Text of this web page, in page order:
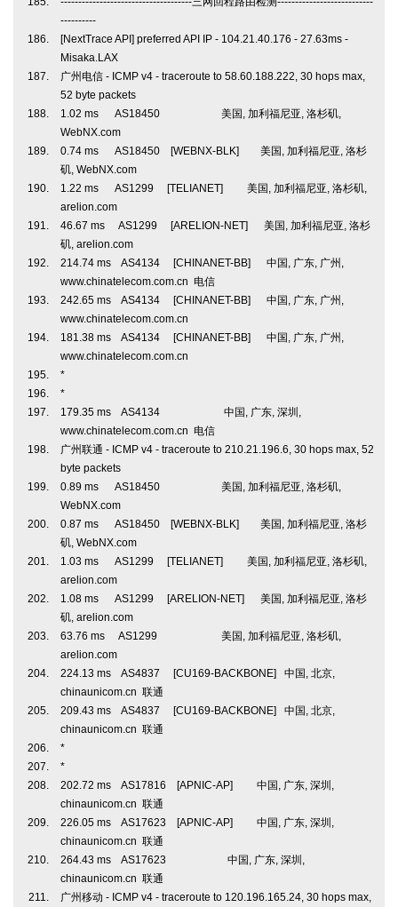
----------
[NextTrace API] preferred API IP - 104.21.40.176 - 27.63ms -
Misaka.LAX
广州电信 - ICMP v4 - traceroute to 58.60.188.222, 30 hops max,
52 byte packets
1.02 ms AS18450 美国, 加利福尼亚, 洛杉矶,
WebNX.com
0.74 ms AS18450 [WEBNX-BLK] 美国, 加利福尼亚, 洛杉
矶, WebNX.com
1.22 ms AS1299 [TELIANET] 美国, 加利福尼亚, 洛杉矶,
arelion.com
46.67 ms AS1299 [ARELION-NET] 美国, 加利福尼亚, 洛杉
矶, arelion.com
214.74 ms AS4134 [CHINANET-BB] 中国, 广东, 广州,
www.chinatelecom.com.cn 电信
242.65 ms AS4134 [CHINANET-BB] 中国, 广东, 广州,
www.chinatelecom.com.cn
181.38 ms AS4134 [CHINANET-BB] 中国, 广东, 广州,
www.chinatelecom.com.cn
*
*
179.35 ms AS4134 中国, 广东, 深圳,
www.chinatelecom.com.cn 电信
广州联通 - ICMP v4 - traceroute to 210.21.196.6, 30 hops max, 52
byte packets
0.89 ms AS18450 美国, 加利福尼亚, 洛杉矶,
WebNX.com
0.87 ms AS18450 [WEBNX-BLK] 美国, 加利福尼亚, 洛杉
矶, WebNX.com
1.03 ms AS1299 [TELIANET] 美国, 加利福尼亚, 洛杉矶,
arelion.com
1.08 ms AS1299 [ARELION-NET] 美国, 加利福尼亚, 洛杉
矶, arelion.com
63.76 ms AS1299 美国, 加利福尼亚, 洛杉矶,
arelion.com
224.13 ms AS4837 [CU169-BACKBONE] 中国, 北京,
chinaunicom.cn 联通
209.43 ms AS4837 [CU169-BACKBONE] 中国, 北京,
chinaunicom.cn 联通
*
*
202.72 ms AS17816 [APNIC-AP] 中国, 广东, 深圳,
chinaunicom.cn 联通
226.05 ms AS17623 [APNIC-AP] 中国, 广东, 深圳,
chinaunicom.cn 联通
264.43 ms AS17623 中国, 广东, 深圳,
chinaunicom.cn 联通
广州移动 - ICMP v4 - traceroute to 120.196.165.24, 30 hops max,